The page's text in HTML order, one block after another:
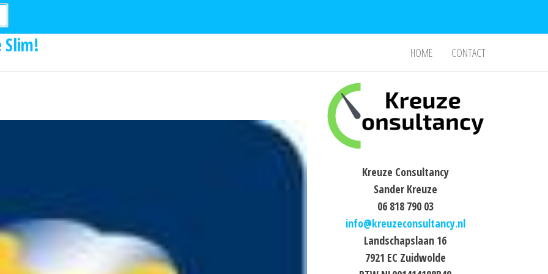
Slim! HOME CONTACT
Kreuze Consultancy
Sander Kreuze
06 818 790 03
info@kreuzeconsultancy.nl
Landschapslaan 16
7921 EC Zuidwolde